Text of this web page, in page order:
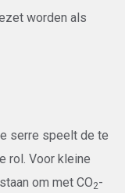
worden als
serre speelt de te
rol. Voor kleine
om met CO2-